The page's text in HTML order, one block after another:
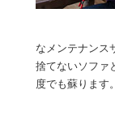
なメンテナンス
捨てないソファ
度でも蘇ります